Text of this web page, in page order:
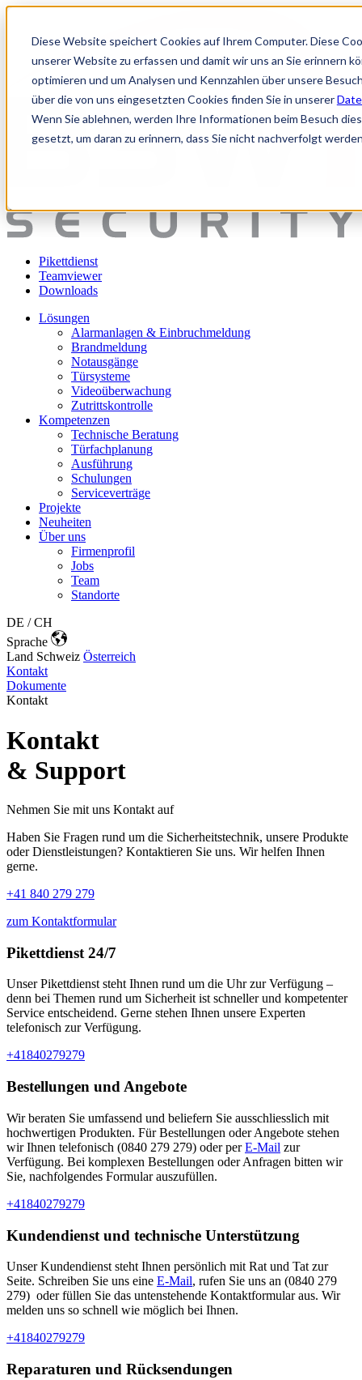
Diese Website speichert Cookies auf Ihrem Computer. Diese
unserer Website zu erfassen und damit wir uns an Sie erinnern
optimieren und um Analysen und Kennzahlen über unsere
über die von uns eingesetzten Cookies finden Sie in unserer
Wenn Sie ablehnen, werden Ihre Informationen beim Besuch
gesetzt, um daran zu erinnern, dass Sie nicht nachverfolgt
Pikettdienst
Teamviewer
Downloads
Lösungen
Alarmanlagen & Einbruchmeldung
Brandmeldung
Notausgänge
Türsysteme
Videoüberwachung
Zutrittskontrolle
Kompetenzen
Technische Beratung
Türfachplanung
Ausführung
Schulungen
Serviceverträge
Projekte
Neuheiten
Über uns
Firmenprofil
Jobs
Team
Standorte
DE / CH
Sprache
Land Schweiz Österreich
Kontakt
Dokumente
Kontakt
Kontakt
& Support
Nehmen Sie mit uns Kontakt auf
Haben Sie Fragen rund um die Sicherheitstechnik, unsere Produkte
oder Dienstleistungen? Kontaktieren Sie uns. Wir helfen Ihnen
gerne.
+41 840 279 279
zum Kontaktformular
Pikettdienst 24/7
Unser Pikettdienst steht Ihnen rund um die Uhr zur Verfügung –
denn bei Themen rund um Sicherheit ist schneller und kompetenter
Service entscheidend. Gerne stehen Ihnen unsere Experten
telefonisch zur Verfügung.
+41840279279
Bestellungen und Angebote
Wir beraten Sie umfassend und beliefern Sie ausschliesslich mit
hochwertigen Produkten. Für Bestellungen oder Angebote stehen
wir Ihnen telefonisch (0840 279 279) oder perE-Mail zur
Verfügung. Bei komplexen Bestellungen oder Anfragen bitten wir
Sie, nachfolgendes Formular auszufüllen.
+41840279279
Kundendienst und technische Unterstützung
Unser Kundendienst steht Ihnen persönlich mit Rat und Tat zur
Seite. Schreiben Sie uns eine E-Mail, rufen Sie uns an (0840 279
279) oder füllen Sie das untenstehende Kontaktformular aus. Wir
melden uns so schnell wie möglich bei Ihnen.
+41840279279
Reparaturen und Rücksendungen